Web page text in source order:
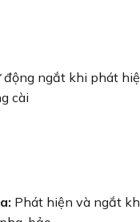
động ngắt khi phát
cài
Phát hiện và ngắt